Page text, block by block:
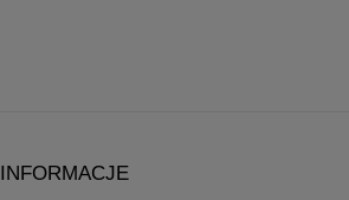
INFORMACJE